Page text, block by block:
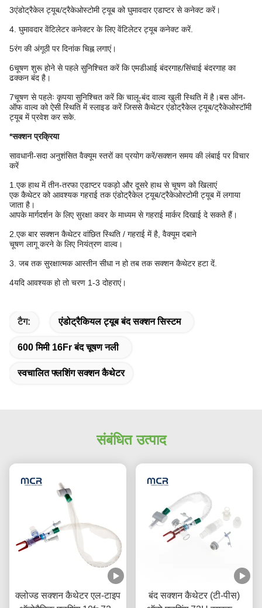
3एंडोट्रैकेल ट्यूब/ट्रैकेओस्टोमी ट्यूब को घुमावदार एडाप्टर से कनेक्ट करें।
4. घुमावदार वेंटिलेटर कनेक्टर के लिए वेंटिलेटर ट्यूब कनेक्ट करें.
5रंग की अंगूठी पर दिनांक चिह्न लगाएं।
6चूषण शुरू होने से पहले सुनिश्चित करें कि एमडीआई बंदरगाह/सिंचाई बंदरगाह का
ढक्कन बंद है।
7चूषण से पहलेः कृपया सुनिश्चित करें कि चालू-बंद वाल्व खुली स्थिति में है।बस ऑन-
ऑफ वाल्व को ऐसी स्थिति में स्लाइड करें जिससे कैथेटर एंडोट्रैकेल ट्यूब/ट्रैकेओस्टॉमी
ट्यूब में प्रवेश कर सके.
*सक्शन प्रक्रिया
सावधानी-सदा अनुशंसित वैक्यूम स्तरों का प्रयोग करें/सक्शन समय की लंबाई पर विचार
करें
1.एक हाथ में तीन-तरफा एडाप्टर पकड़ो और दूसरे हाथ से चूषण को खिलाएं
एक कैथेटर को आवश्यक गहराई तक एंडोट्रैकेल ट्यूब/ट्रैकेओस्टोमी ट्यूब में लगाया
जाता है।
आपके मार्गदर्शन के लिए सुरक्षा कवर के माध्यम से गहराई मार्कर दिखाई दे सकते हैं।
2.एक बार सक्शन कैथेटर वांछित स्थिति / गहराई में है, वैक्यूम दबाने
चूषण लागू करने के लिए नियंत्रण वाल्व।
3. जब तक सुरक्षात्मक आस्तीन सीधा न हो तब तक सक्शन कैथेटर हटा दें.
4यदि आवश्यक हो तो चरण 1-3 दोहराएं।
टैग: एंडोट्रैकियल ट्यूब बंद सक्शन सिस्टम
600 मिमी 16Fr बंद चूषण नली
स्वचालित फ्लशिंग सक्शन कैथेटर
संबंधित उत्पाद
क्लोज्ड सक्शन कैथेटर एल-टाइप
बंद सक्शन कैथेटर (टी-पीस)